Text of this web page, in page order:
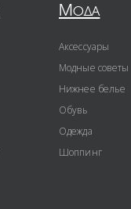
Мода
Аксессуары
Модные советы
Нижнее белье
Обувь
Одежда
Шоппинг